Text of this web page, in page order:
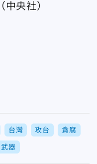
（中央社）
台灣 攻台 貪腐
武器